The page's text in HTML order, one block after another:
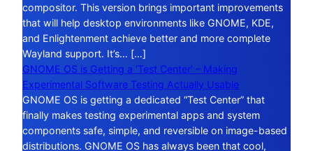
compositor. This version brings important improvements
that will help desktop environments like GNOME, KDE,
and Enlightenment achieve better and more complete
Wayland support. It’s… […]
GNOME OS is Getting a ‘Test Center’ – Making
Experimental Software Testing Actually Usable
GNOME OS is getting a dedicated “Test Center” that
finally makes testing experimental apps and system
components safe, simple, and reversible on image-based
distributions. GNOME OS has always been that cool,